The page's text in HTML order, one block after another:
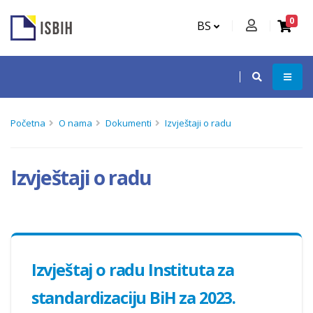
BS 0
Početna O nama Dokumenti Izvještaji o radu
Izvještaji o radu
Izvještaj o radu Instituta za
standardizaciju BiH za 2023.